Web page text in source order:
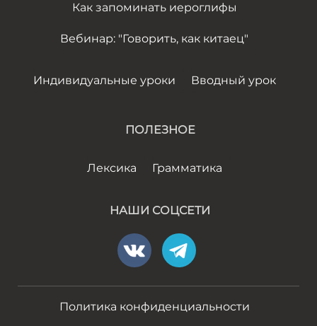
Как запоминать иероглифы
Вебинар: "Говорить, как китаец"
Индивидуальные уроки Вводный урок
ПОЛЕЗНОЕ
Лексика Грамматика
НАШИ СОЦСЕТИ
Политика конфиденциальности